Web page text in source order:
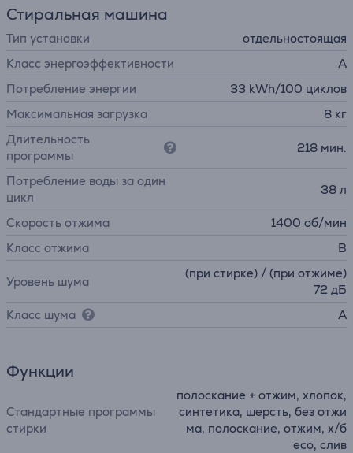
Стиральная машина
Тип установки
отдельностоящая
Класс энергоэффективности
A
Потребление энергии
33 kWh/100 циклов
Максимальная загрузка
8 кг
Длительность
программы
218 мин.
Потребление воды за один
цикл
38 л
Скорость отжима
1400 об/мин
Класс отжима
B
Уровень шума
(при стирке) / (при отжиме)
72 дБ
Класс шума
A
Функции
Стандартные программы
стирки
полоскание + отжим, хлопок,
синтетика, шерсть, без отжи
ма, полоскание, отжим, х/б
eco, слив